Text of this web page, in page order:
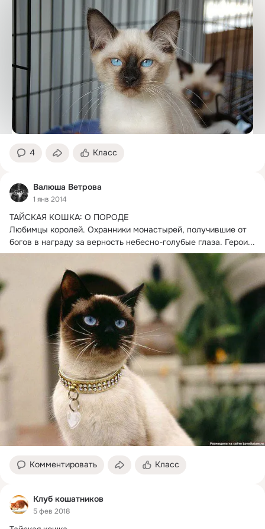
4 Класс
Валюша Ветрова
1 янв 2014
ТАЙСКАЯ КОШКА: О ПОРОДЕ
Любимцы королей. Охранники монастырей, получившие от
богов в награду за верность небесно-голубые глаза. Герои...
Комментировать Класс
Клуб кошатников
5 фев 2018